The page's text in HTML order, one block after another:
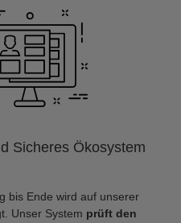
Sicheres Ökosystem
bis Ende wird auf unserer
Unser System prüft den